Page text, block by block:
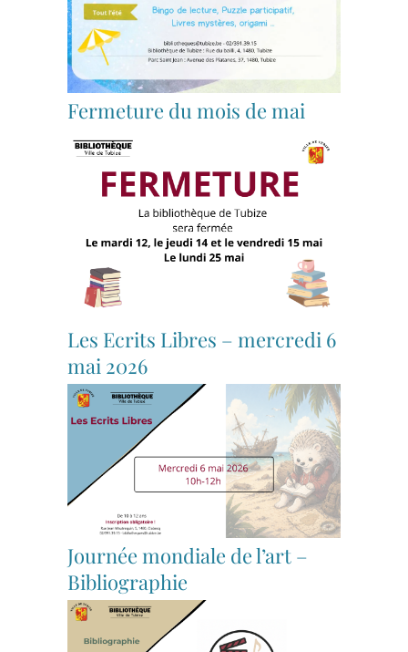
Fermeture du mois de mai
Les Ecrits Libres – mercredi 6
mai 2026
Journée mondiale de l’art –
Bibliographie